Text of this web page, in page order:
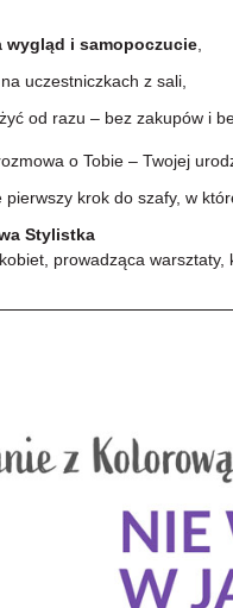
wygląd i samopoczucie
uczestniczkach z sali,
od razu – bez zakupów i
o Tobie – Twojej
krok do szafy, w
Stylistka
prowadząca